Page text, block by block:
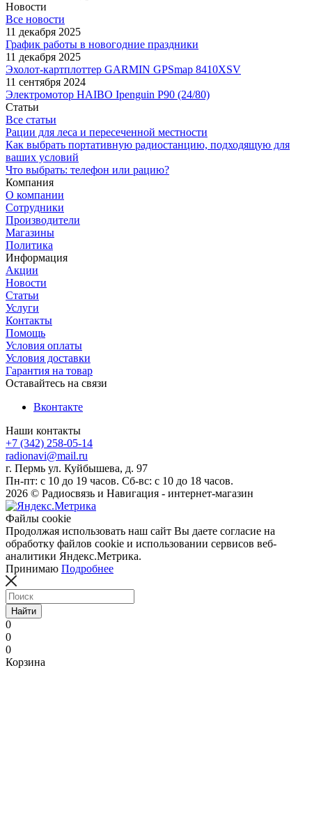
Новости
Все новости
11 декабря 2025
График работы в новогодние праздники
11 декабря 2025
Эхолот-картплоттер GARMIN GPSmap 8410XSV
11 сентября 2024
Электромотор HAIBO Ipenguin P90 (24/80)
Статьи
Все статьи
Рации для леса и пересеченной местности
Как выбрать портативную радиостанцию, подходящую для
ваших условий
Что выбрать: телефон или рацию?
Компания
О компании
Сотрудники
Производители
Магазины
Политика
Информация
Акции
Новости
Статьи
Услуги
Контакты
Помощь
Условия оплаты
Условия доставки
Гарантия на товар
Оставайтесь на связи
Вконтакте
Наши контакты
+7 (342) 258-05-14
radionavi@mail.ru
г. Пермь ул. Куйбышева, д. 97
Пн-пт: с 10 до 19 часов. Сб-вс: с 10 до 18 часов.
2026 © Радиосвязь и Навигация - интернет-магазин
Файлы cookie
Продолжая использовать наш сайт Вы даете согласие на
обработку файлов cookie и использовании сервисов веб-
аналитики Яндекс.Метрика.
Принимаю Подробнее
Найти
0
0
0
Корзина